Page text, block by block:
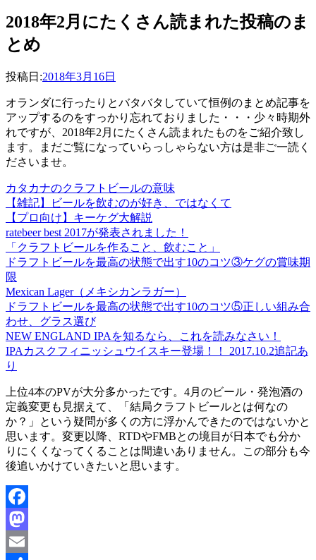
2018年2月にたくさん読まれた投稿のま
とめ
投稿者master
投稿日:2018年3月16日
オランダに行ったりとバタバタしていて恒例のまとめ記事を
アップするのをすっかり忘れておりました・・・少々時期外
れですが、2018年2月にたくさん読まれたものをご紹介致し
ます。まだご覧になっていらっしゃらない方は是非ご一読く
ださいませ。
カタカナのクラフトビールの意味
【雑記】ビールを飲むのが好き、ではなくて
【プロ向け】キーケグ大解説
ratebeer best 2017が発表されました！
「クラフトビールを作ること、飲むこと」
ドラフトビールを最高の状態で出す10のコツ③ケグの賞味期
限
Mexican Lager（メキシカンラガー）
ドラフトビールを最高の状態で出す10のコツ⑤正しい組み合
わせ、グラス選び
NEW ENGLAND IPAを知るなら、これを読みなさい！
IPAカスクフィニッシュウイスキー登場！！ 2017.10.2追記あ
り
上位4本のPVが大分多かったです。4月のビール・発泡酒の
定義変更も見据えて、「結局クラフトビールとは何なの
か？」という疑問が多くの方に浮かんできたのではないかと
思います。変更以降、RTDやFMBとの境目が日本でも分か
りにくくなってくることは間違いありません。この部分も今
後追いかけていきたいと思います。
Facebook
Mastodon